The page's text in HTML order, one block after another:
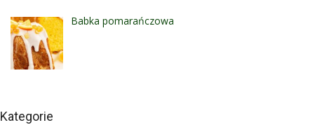
Babka pomarańczowa
Kategorie